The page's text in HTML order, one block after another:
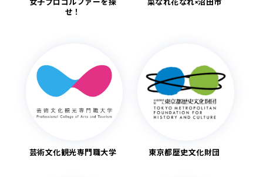
せ！
芸術文化観光専門職大学 東京都歴史文化財団